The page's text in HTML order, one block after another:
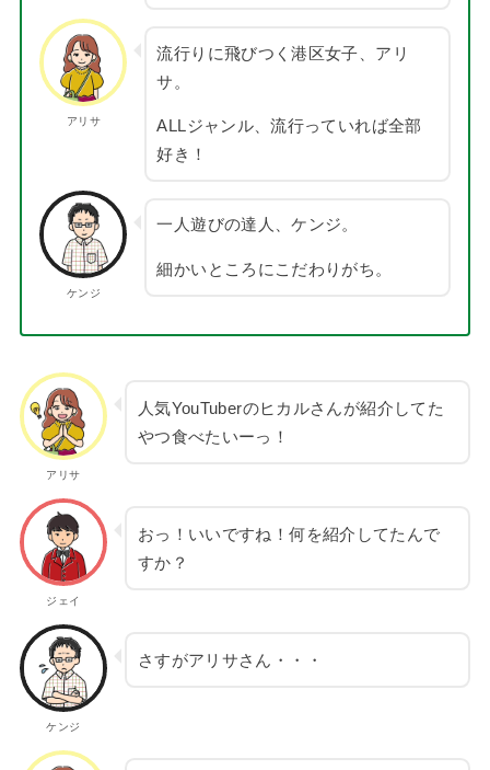
アリサ
流行りに飛びつく港区女子、アリ
サ。
ALLジャンル、流行っていれば全部
好き！
ケンジ
一人遊びの達人、ケンジ。
細かいところにこだわりがち。
アリサ
人気YouTuberのヒカルさんが紹介してた
やつ食べたいーっ！
ジェイ
おっ！いいですね！何を紹介してたんで
すか？
ケンジ
さすがアリサさん・・・